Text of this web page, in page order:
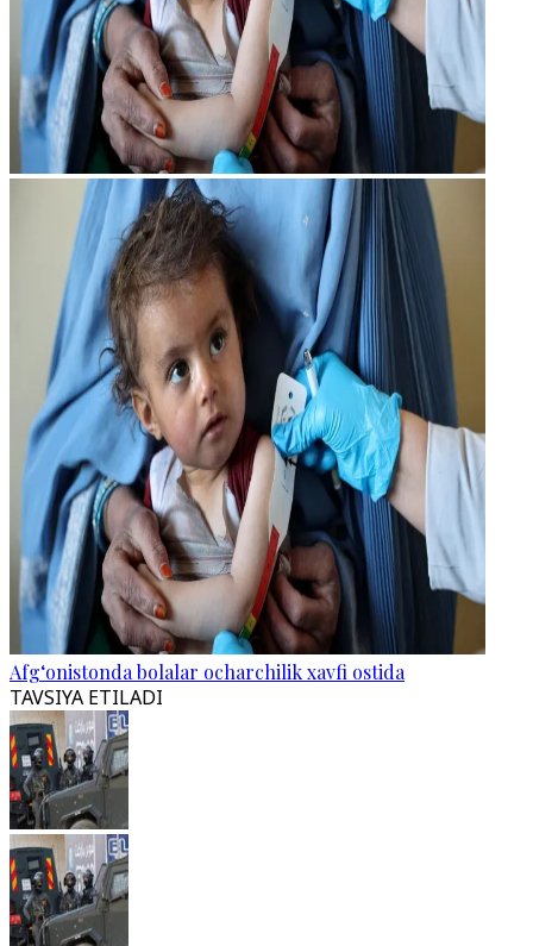
Afg‘onistonda bolalar ocharchilik xavfi ostida
TAVSIYA ETILADI